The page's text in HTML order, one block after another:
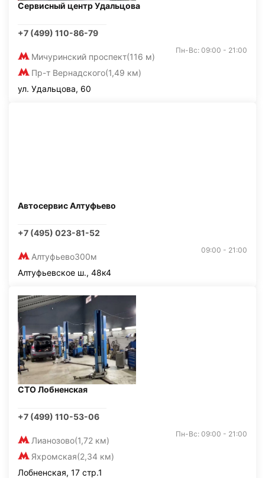
Сервисный центр Удальцова
+7 (499) 110-86-79
Мичуринский проспект(116 м)
Пр-т Вернадского(1,49 км)
Пн-Вс: 09:00 - 21:00
ул. Удальцова, 60
Автосервис Алтуфьево
+7 (495) 023-81-52
Алтуфьево300м
09:00 - 21:00
Алтуфьевское ш., 48к4
СТО Лобненская
+7 (499) 110-53-06
Лианозово(1,72 км)
Яхромская(2,34 км)
Пн-Вс: 09:00 - 21:00
Лобненская, 17 стр.1